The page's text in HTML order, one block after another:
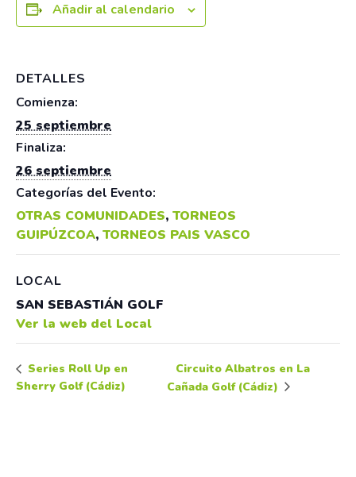
Añadir al calendario
DETALLES
Comienza:
25 septiembre
Finaliza:
26 septiembre
Categorías del Evento:
OTRAS COMUNIDADES, TORNEOS
GUIPÚZCOA, TORNEOS PAIS VASCO
LOCAL
SAN SEBASTIÁN GOLF
Ver la web del Local
Series Roll Up en
Sherry Golf (Cádiz)
Circuito Albatros en La
Cañada Golf (Cádiz)